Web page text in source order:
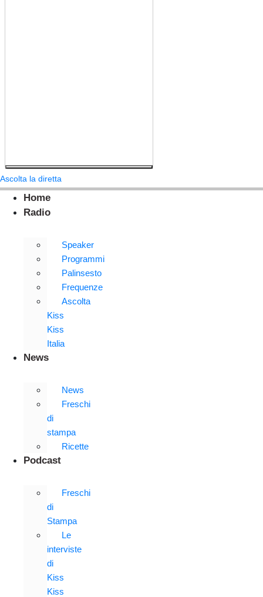
Ascolta la diretta
Home
Radio
Speaker
Programmi
Palinsesto
Frequenze
Ascolta
Kiss
Kiss
Italia
News
News
Freschi
di
stampa
Ricette
Podcast
Freschi
di
Stampa
Le
interviste
di
Kiss
Kiss